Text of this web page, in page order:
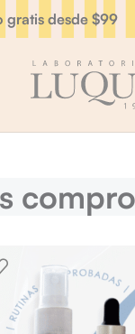
gratis desde $99